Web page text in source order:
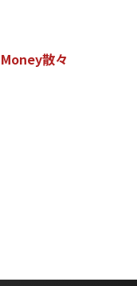
Money散々